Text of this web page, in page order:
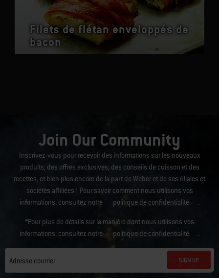
Filets de flétan enveloppés de
bacon
Join Our Community
Inscrivez-vous pour recevoir des informations sur les nouveaux
produits, des offres exclusives, des conseils de cuisson et des
recettes, et bien plus encore de la part de Weber et de ses filiales et
sociétés affiliées ! Pour savoir comment nous utilisons vos
informations, consultez notre
politique de confidentialité .
*Pour plus de détails sur la manière dont nous utilisons vos
informations, consultez notre
politique de confidentialité .
Adresse courriel SIGN UP